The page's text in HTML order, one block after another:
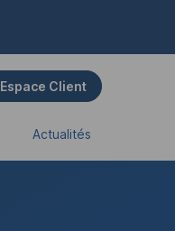
Espace Client
Actualités